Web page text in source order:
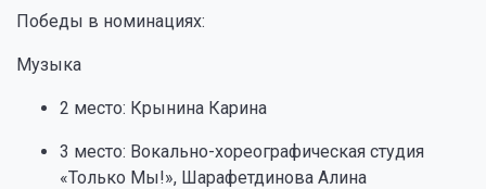
Победы в номинациях:
Музыка
2 место: Крынина Карина
3 место: Вокально-хореографическая студия
«Только Мы!», Шарафетдинова Алина